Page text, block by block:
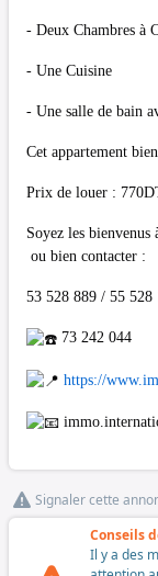
- Deux Chambres à
- Une Cuisine
- Une salle de bain
Cet appartement
Prix de louer :
Soyez les
ou bien contacter :
53 528 889 / 55 528
73 242 044
https://
Signaler cette
Conseils
Il y a des